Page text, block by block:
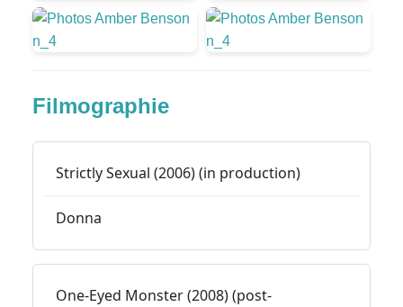
Filmographie
Strictly Sexual (2006) (in production)
Donna
One-Eyed Monster (2008) (post-